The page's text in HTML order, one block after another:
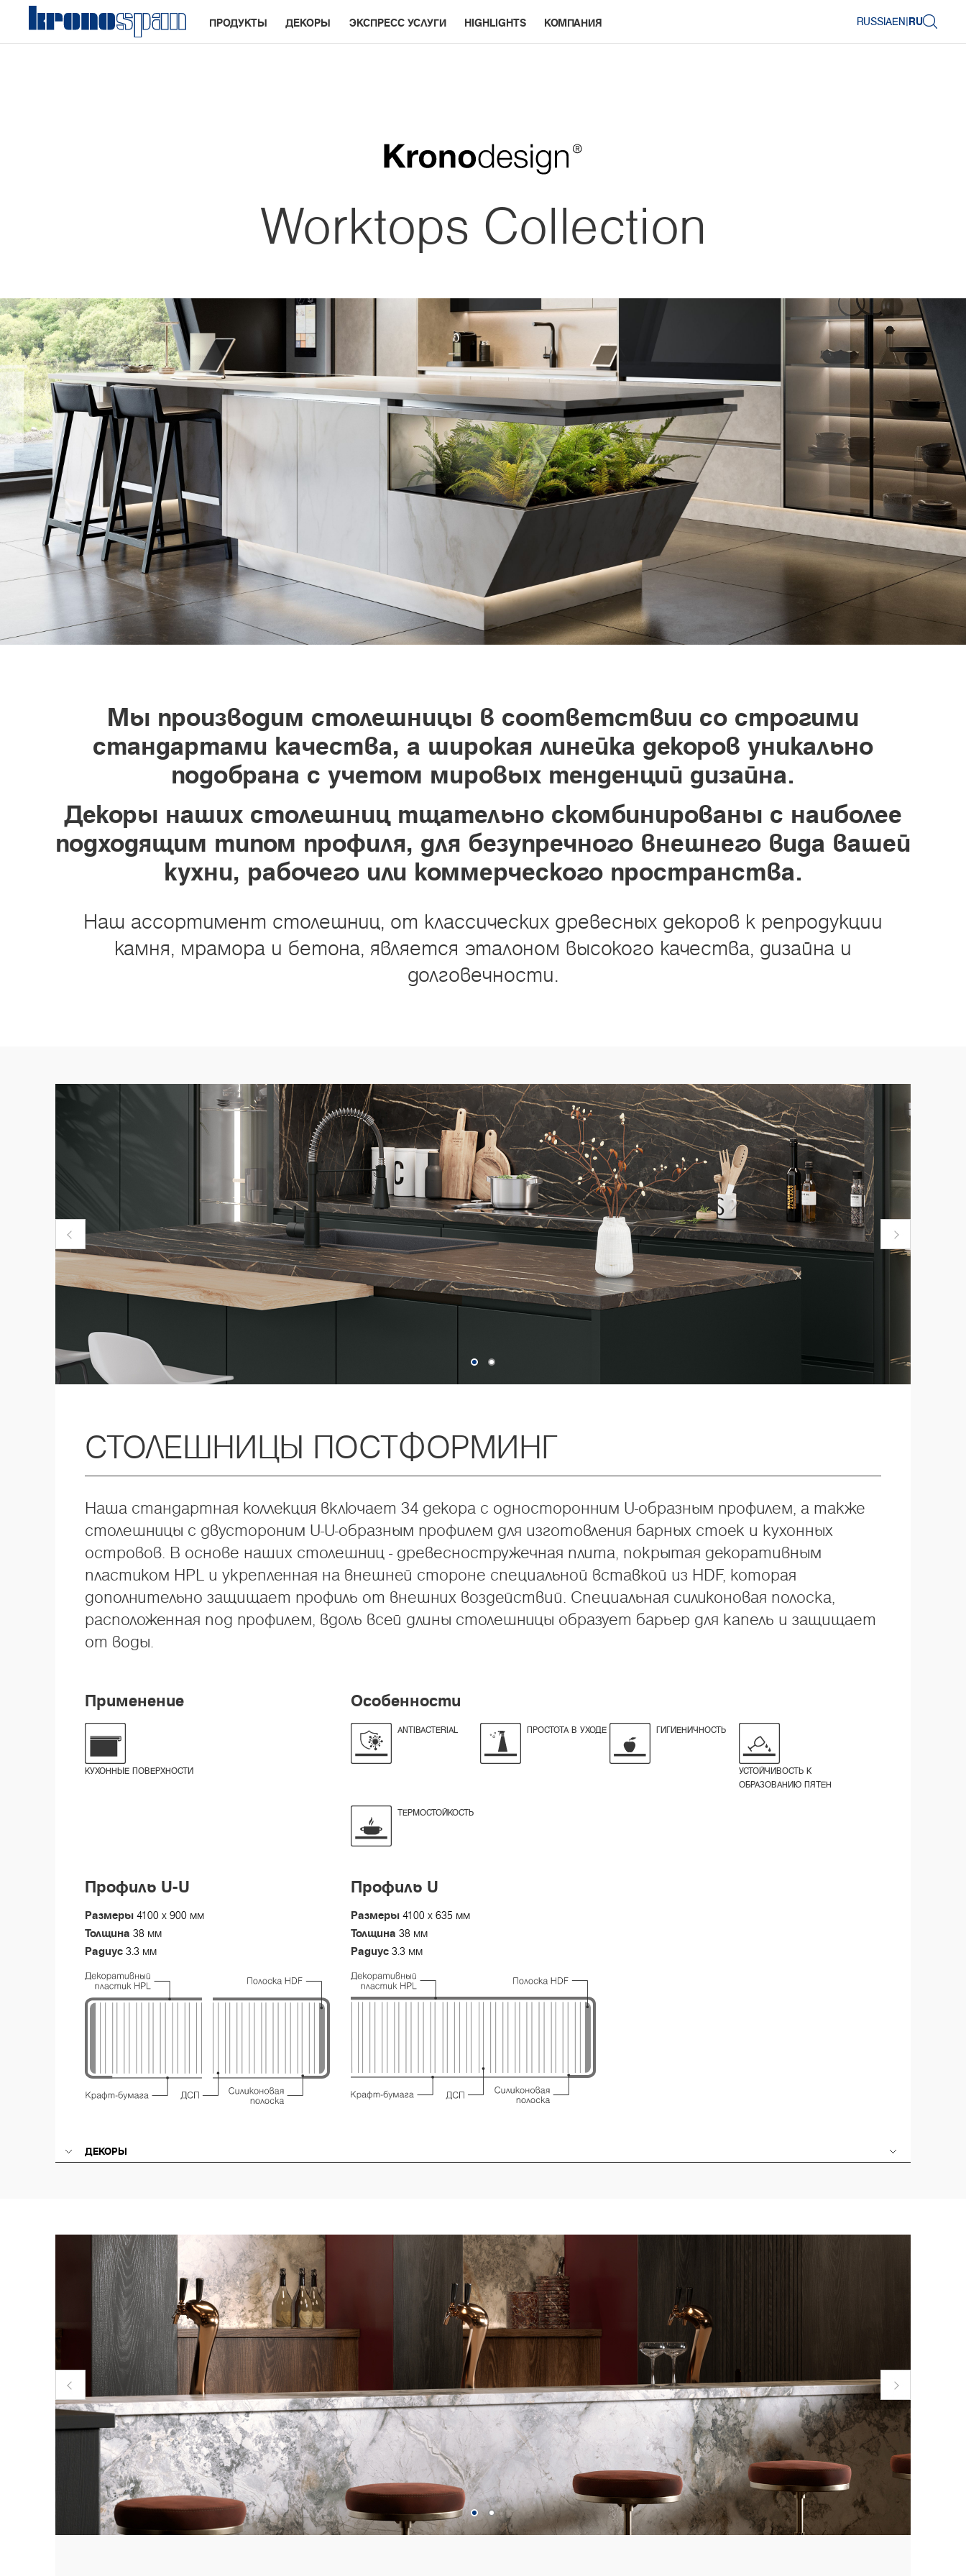
ПРОДУКТЫ ДЕКОРЫ ЭКСПРЕСС УСЛУГИ HIGHLIGHTS КОМПАНИЯ RUSSIAEN|RU
Worktops Collection
Мы производим столешницы в соответствии со строгими
стандартами качества, а широкая линейка декоров уникально
подобрана с учетом мировых тенденций дизайна.
Декоры наших столешниц тщательно скомбинированы с наиболее
подходящим типом профиля, для безупречного внешнего вида вашей
кухни, рабочего или коммерческого пространства.
Наш ассортимент столешниц, от классических древесных декоров к репродукции
камня, мрамора и бетона, является эталоном высокого качества, дизайна и
долговечности.
СТОЛЕШНИЦЫ ПОСТФОРМИНГ
Наша стандартная коллекция включает 34 декора с односторонним U-образным профилем, а также
столешницы с двустороним U-U-образным профилем для изготовления барных стоек и кухонных
островов. В основе наших столешниц - древесностружечная плита, покрытая декоративным
пластиком HPL и укрепленная на внешней стороне специальной вставкой из HDF, которая
дополнительно защищает профиль от внешних воздействий. Специальная силиконовая полоска,
расположенная под профилем, вдоль всей длины столешницы образует барьер для капель и защищает
от воды.
Применение
КУХОННЫЕ ПОВЕРХНОСТИ
Особенности
ANTIBACTERIAL ПРОСТОТА В УХОДЕ ГИГИЕНИЧНОСТЬ
УСТОЙЧИВОСТЬ К
ОБРАЗОВАНИЮ ПЯТЕН
ТЕРМОСТОЙКОСТЬ
Профиль U-U
Размеры 4100 x 900 мм
Толщина 38 мм
Радиус 3.3 мм
Профиль U
Размеры 4100 x 635 мм
Толщина 38 мм
Радиус 3.3 мм
ДЕКОРЫ